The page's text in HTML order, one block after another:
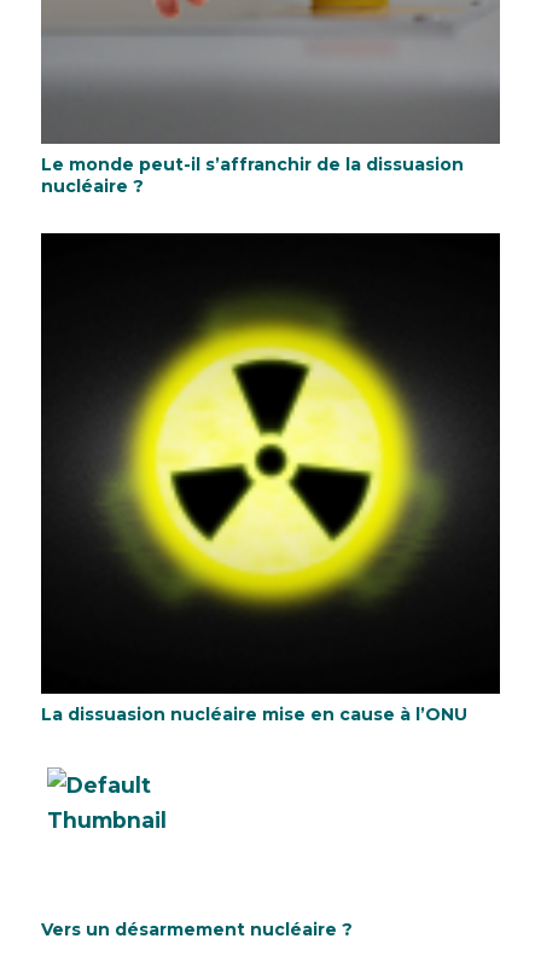
Le monde peut-il s’affranchir de la dissuasion
nucléaire ?
Vers un désarmement nucléaire ?